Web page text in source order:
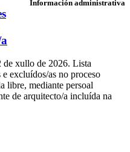
Información administrativa
xullo de 2026. Lista
excluídos/as no proceso
libre, mediante persoal
de arquitecto/a incluída na